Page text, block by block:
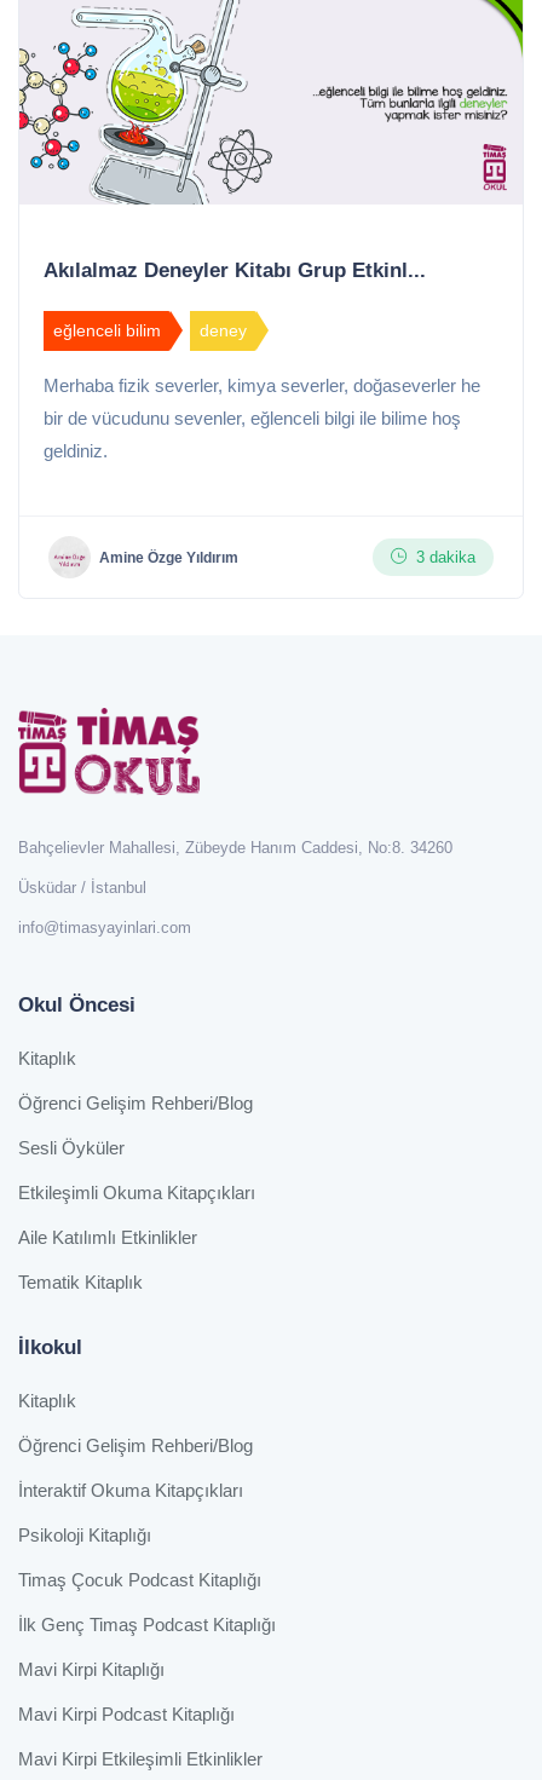
Akılalmaz Deneyler Kitabı Grup Etkinl...
eğlenceli bilim deney
Merhaba fizik severler, kimya severler, doğaseverler he
bir de vücudunu sevenler, eğlenceli bilgi ile bilime hoş
geldiniz.
Amine Özge Yıldırım 3 dakika
Bahçelievler Mahallesi, Zübeyde Hanım Caddesi, No:8. 34260
Üsküdar / İstanbul
info@timasyayinlari.com
Okul Öncesi
Kitaplık
Öğrenci Gelişim Rehberi/Blog
Sesli Öyküler
Etkileşimli Okuma Kitapçıkları
Aile Katılımlı Etkinlikler
Tematik Kitaplık
İlkokul
Kitaplık
Öğrenci Gelişim Rehberi/Blog
İnteraktif Okuma Kitapçıkları
Psikoloji Kitaplığı
Timaş Çocuk Podcast Kitaplığı
İlk Genç Timaş Podcast Kitaplığı
Mavi Kirpi Kitaplığı
Mavi Kirpi Podcast Kitaplığı
Mavi Kirpi Etkileşimli Etkinlikler